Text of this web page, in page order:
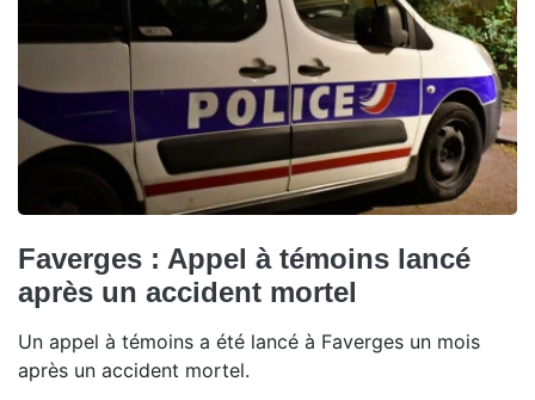
Faverges : Appel à témoins lancé
après un accident mortel
Un appel à témoins a été lancé à Faverges un mois
après un accident mortel.